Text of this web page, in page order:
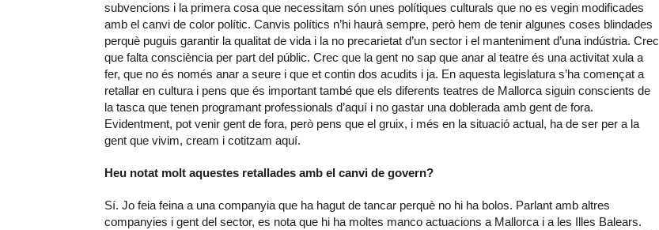
subvencions i la primera cosa que necessitam són unes polítiques culturals que no es vegin modificades
amb el canvi de color polític. Canvis polítics n’hi haurà sempre, però hem de tenir algunes coses blindades
perquè puguis garantir la qualitat de vida i la no precarietat d’un sector i el manteniment d’una indústria. Crec
que falta consciència per part del públic. Crec que la gent no sap que anar al teatre és una activitat xula a
fer, que no és només anar a seure i que et contin dos acudits i ja. En aquesta legislatura s’ha començat a
retallar en cultura i pens que és important també que els diferents teatres de Mallorca siguin conscients de
la tasca que tenen programant professionals d’aquí i no gastar una doblerada amb gent de fora.
Evidentment, pot venir gent de fora, però pens que el gruix, i més en la situació actual, ha de ser per a la
gent que vivim, cream i cotitzam aquí.
Heu notat molt aquestes retallades amb el canvi de govern?
Sí. Jo feia feina a una companyia que ha hagut de tancar perquè no hi ha bolos. Parlant amb altres
companyies i gent del sector, es nota que hi ha moltes manco actuacions a Mallorca i a les Illes Balears.